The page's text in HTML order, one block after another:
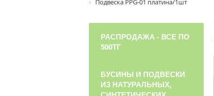
Подвеска PPG-01 платина/1шт
РАСПРОДАЖА - ВСЕ ПО
500ТГ
БУСИНЫ И ПОДВЕСКИ
ИЗ НАТУРАЛЬНЫХ,